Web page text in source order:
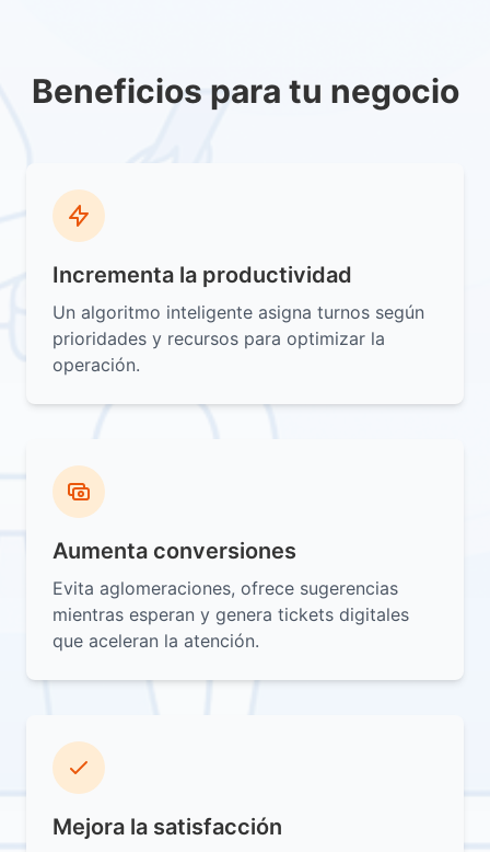
Beneficios para tu negocio
Incrementa la productividad
Un algoritmo inteligente asigna turnos según
prioridades y recursos para optimizar la
operación.
Aumenta conversiones
Evita aglomeraciones, ofrece sugerencias
mientras esperan y genera tickets digitales
que aceleran la atención.
Mejora la satisfacción